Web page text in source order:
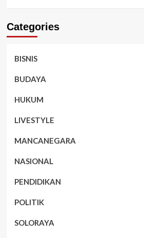
Categories
BISNIS
BUDAYA
HUKUM
LIVESTYLE
MANCANEGARA
NASIONAL
PENDIDIKAN
POLITIK
SOLORAYA